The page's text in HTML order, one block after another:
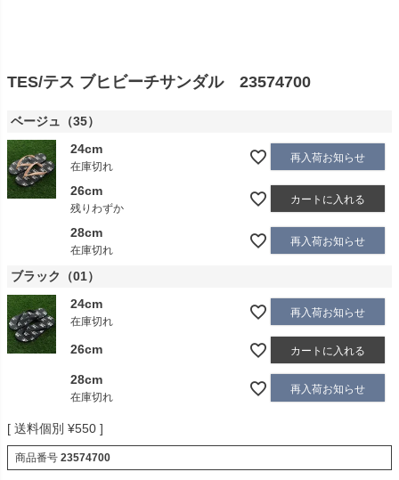
TES/テス ブヒビーチサンダル 23574700
ベージュ（35）
24cm
在庫切れ
再入荷お知らせ
26cm
残りわずか
カートに入れる
28cm
在庫切れ
再入荷お知らせ
ブラック（01）
24cm
在庫切れ
再入荷お知らせ
26cm カートに入れる
28cm
在庫切れ
再入荷お知らせ
送料個別 ¥550
商品番号 23574700